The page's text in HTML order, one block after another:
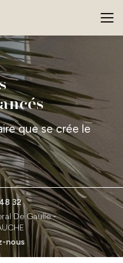
que se crée le
32
De Gaulle -
nous